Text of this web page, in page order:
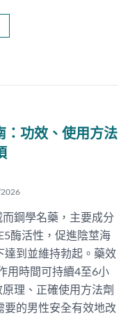
：功效、使用方法
鋼學名藥，主要成分
酶活性，促進陰莖海
達到並維持勃起。藥效
用時間可持續4至6小
理、正確使用方法劑
要的男性安全有效地改